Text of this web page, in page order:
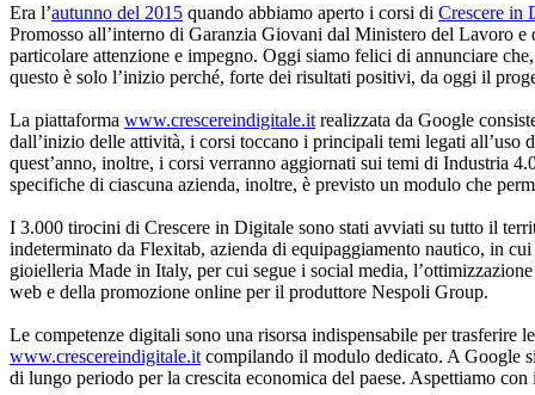
Era l’autunno del 2015 quando abbiamo aperto i corsi di Crescere in
Promosso all’interno di Garanzia Giovani dal Ministero del Lavoro
particolare attenzione e impegno. Oggi siamo felici di annunciare
questo è solo l’inizio perché, forte dei risultati positivi, da oggi il
La piattaforma www.crescereindigitale.itrealizzata da Google
dall’inizio delle attività, i corsi toccano i principali temi legati
quest’anno, inoltre, i corsi verranno aggiornati sui temi di Industria
specifiche di ciascuna azienda, inoltre, è previsto un modulo che
I 3.000 tirocini di Crescere in Digitale sono stati avviati su tutto il
indeterminato da Flexitab, azienda di equipaggiamento nautico, in
gioielleria Made in Italy, per cui segue i social media,
web e della promozione online per il produttore Nespoli Group.
Le competenze digitali sono una risorsa indispensabile per trasferire
www.crescereindigitale.itcompilando il modulo dedicato. A Google
di lungo periodo per la crescita economica del paese. Aspettiamo